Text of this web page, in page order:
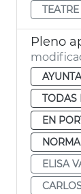
TODAS
EN
ELISA